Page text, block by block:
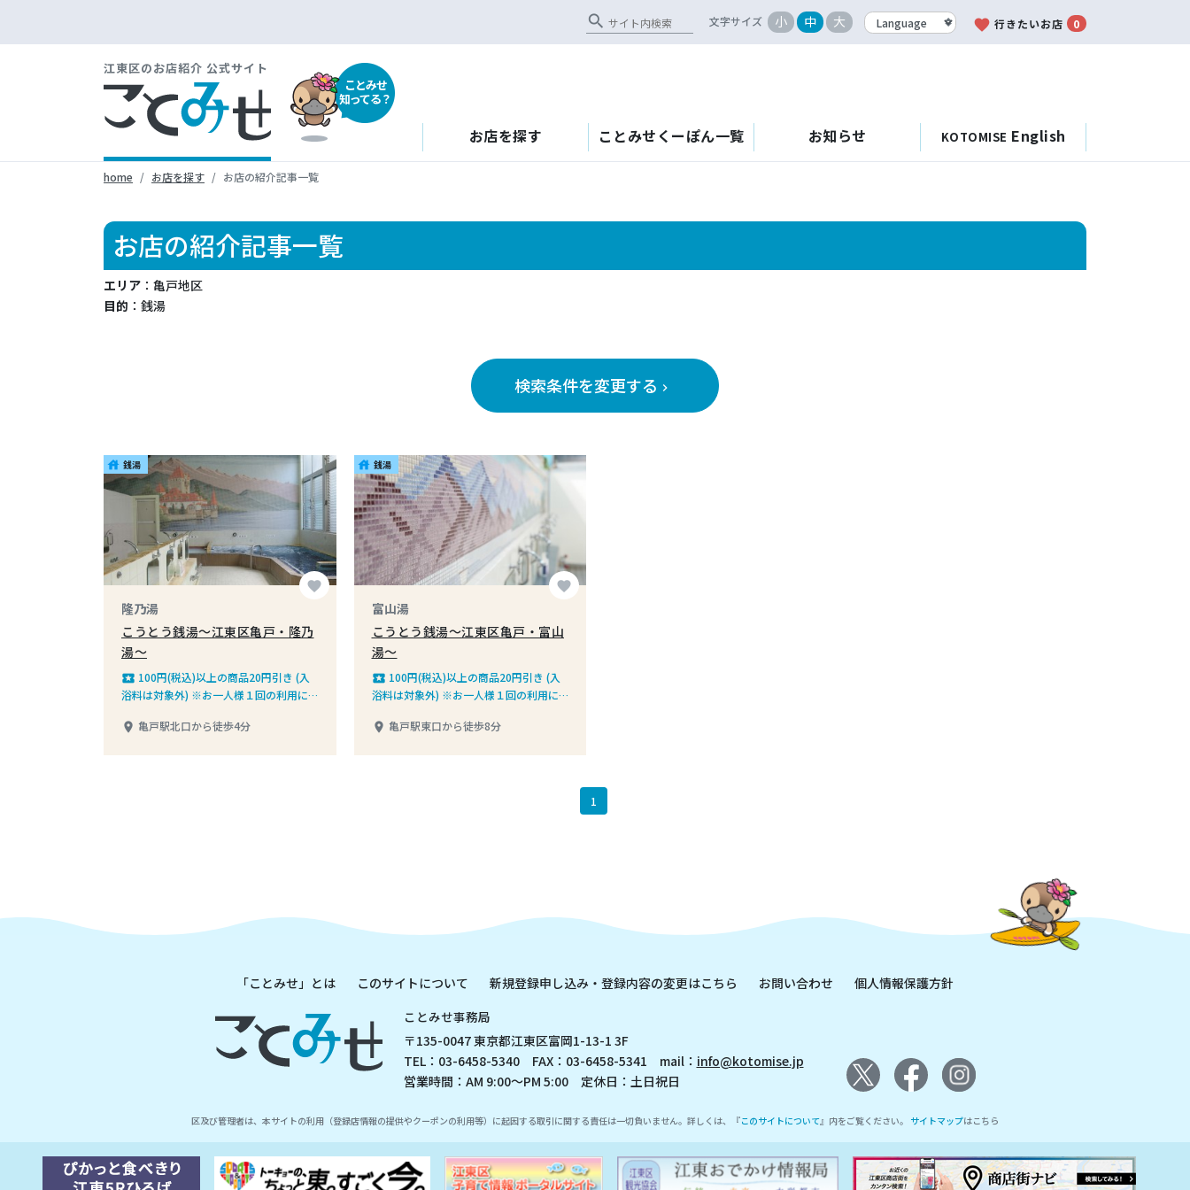
search 文字サイズ 小 中 大 favorite 行きたいお店 0
江東区のお店紹介 公式サイト
ことみせ
知ってる？
お店を探す ことみせくーぽん一覧 お知らせ KOTOMISE English
home お店を探す お店の紹介記事一覧
お店の紹介記事一覧
エリア ：亀戸地区
目的 ：銭湯
検索条件を変更する keyboard_arrow_right
house 銭湯
favorite
隆乃湯
こうとう銭湯～江東区亀戸・隆乃
湯～
local_play 100円(税込)以上の商品20円引き (入
浴料は対象外) ※お一人様１回の利用に
place 亀戸駅北口から徒歩4分
house 銭湯
favorite
富山湯
こうとう銭湯〜江東区亀戸・富山
湯〜
local_play 100円(税込)以上の商品20円引き (入
浴料は対象外) ※お一人様１回の利用に
place 亀戸駅東口から徒歩8分
1
「ことみせ」とは このサイトについて 新規登録申し込み・登録内容の変更はこちら お問い合わせ
個人情報保護方針
ことみせ事務局
〒135-0047 東京都江東区富岡1-13-1 3F
TEL：03-6458-5340 FAX：03-6458-5341 mail： info@kotomise.jp
営業時間：AM 9:00～PM 5:00 定休日：土日祝日
区及び管理者は、本サイトの利用（登録店情報の提供やクーポンの利用等）に起因する取引に関する責任は一切負いません。詳しくは、『このサイトについて』内をご覧ください。 サイトマップはこちら